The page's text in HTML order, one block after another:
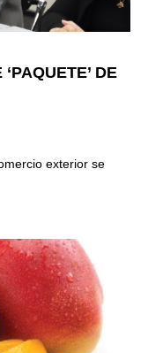
DE
exterior se